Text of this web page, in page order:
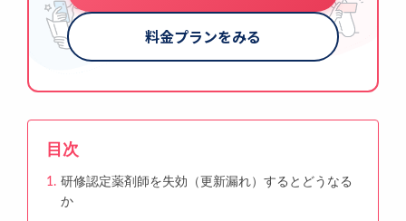
料金プランをみる
目次
研修認定薬剤師を失効（更新漏れ）するとどうなる
か